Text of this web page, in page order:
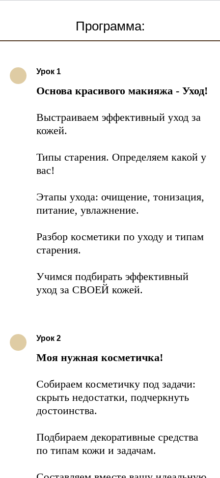
Программа:
Урок 1
Основа красивого макияжа - Уход!
Выстраиваем эффективный уход за
кожей.
Типы старения. Определяем какой у
вас!
Этапы ухода: очищение, тонизация,
питание, увлажнение.
Разбор косметики по уходу и типам
старения.
Учимся подбирать эффективный
уход за СВОЕЙ кожей.
Урок 2
Моя нужная косметичка!
Собираем косметичку под задачи:
скрыть недостатки, подчеркнуть
достоинства.
Подбираем декоративные средства
по типам кожи и задачам.